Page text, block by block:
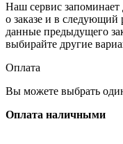
Наш сервис
о заказе и в следующий
данные предыдущего
выбирайте другие
Оплата
Вы можете выбрать
Оплата наличными